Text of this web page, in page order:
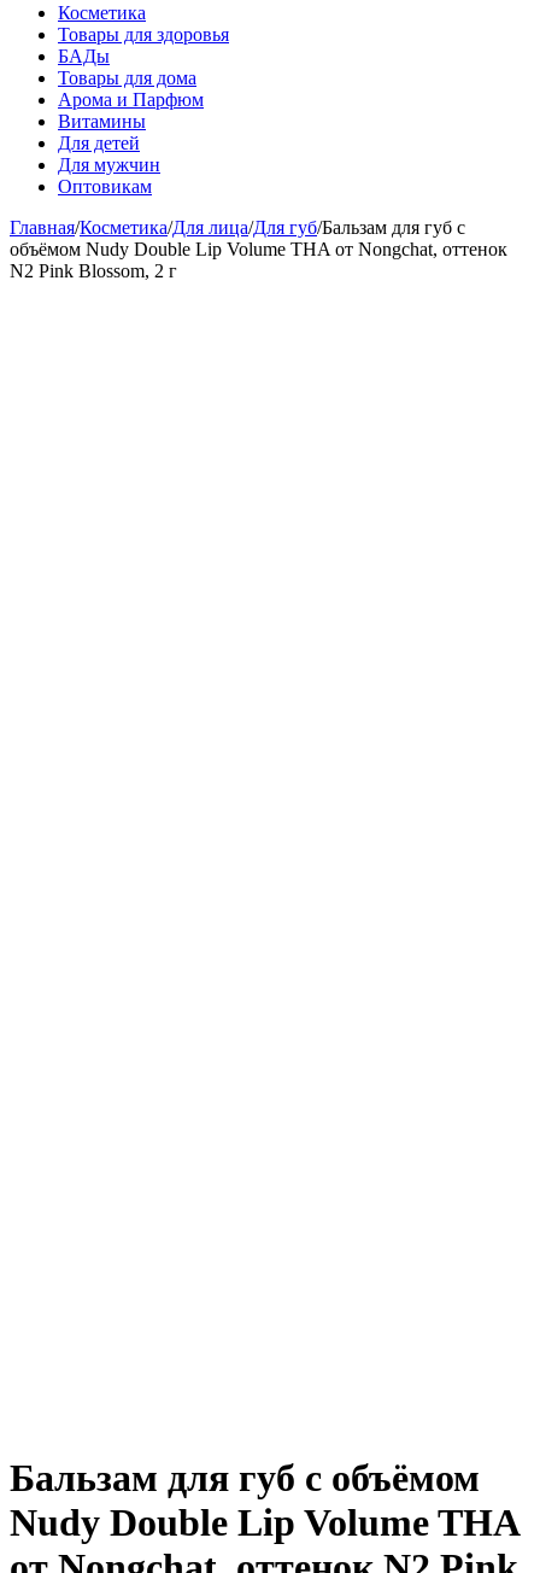
Косметика
Товары для здоровья
БАДы
Товары для дома
Арома и Парфюм
Витамины
Для детей
Для мужчин
Оптовикам
Главная/Косметика/Для лица/Для губ/Бальзам для губ с
объёмом Nudy Double Lip Volume THA от Nongchat, оттенок
N2 Pink Blossom, 2 г
Бальзам для губ с объёмом
Nudy Double Lip Volume THA